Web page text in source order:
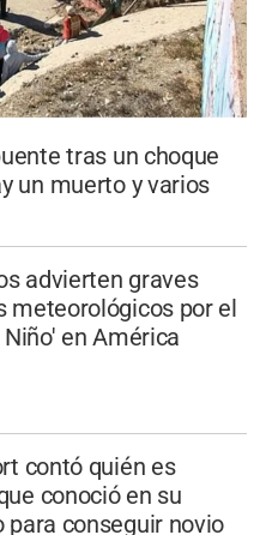
tras un choque
un muerto y varios
advierten graves
meteorológicos por el
Niño' en América
contó quién es
conoció en su
para conseguir novio